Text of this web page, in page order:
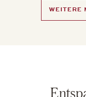
WEITERE